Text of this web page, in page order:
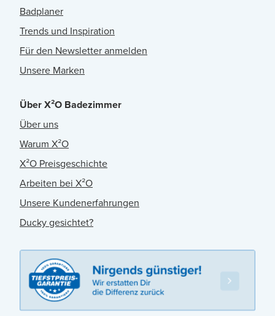
Badplaner
Trends und Inspiration
Für den Newsletter anmelden
Unsere Marken
Über X²O Badezimmer
Über uns
Warum X²O
X²O Preisgeschichte
Arbeiten bei X²O
Unsere Kundenerfahrungen
Ducky gesichtet?